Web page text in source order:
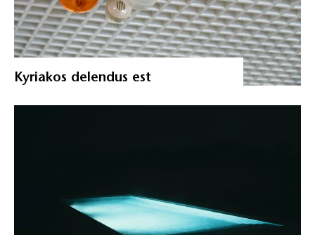
Kyriakos delendus est